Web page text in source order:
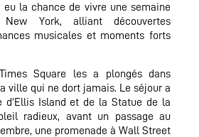
la chance de vivre une semaine
New York, alliant découvertes
musicales et moments forts
Square les a plongés dans
ville qui ne dort jamais. Le séjour a
d’Ellis Island et de la Statue de la
radieux, avant un passage au
une promenade à Wall Street